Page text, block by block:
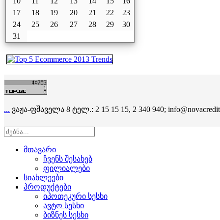
17
18 19 20 21 22
23
24
25 26 27 28 29
30
31
... ვაჟა-ფშაველა 8 ტელ.: 2 15 15 15, 2 340 940;
მთავარი
ჩვენს შესახებ
ფილიალები
სიახლეები
პროდუქტები
იპოთეკური სესხი
ავტო სესხი
ბიზნეს სესხი